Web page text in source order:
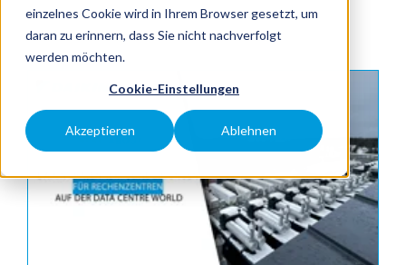
einzelnes Cookie wird in Ihrem Browser gesetzt, um
daran zu erinnern, dass Sie nicht nachverfolgt
werden möchten.
Cookie-Einstellungen
Akzeptieren Ablehnen